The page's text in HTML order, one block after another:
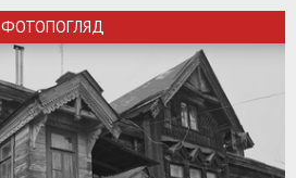
ФОТОПОГЛЯД